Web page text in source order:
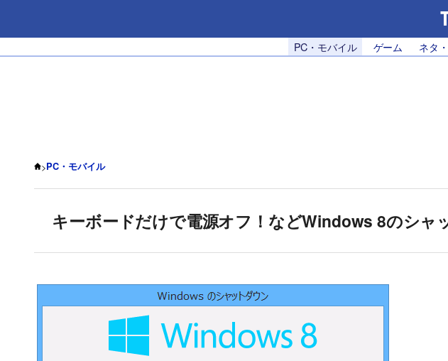
PC・モバイル ゲーム ネタ
>PC・モバイル
キーボードだけで電源オフ！などWindows 8のシャ